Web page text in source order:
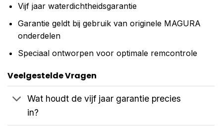
Vijf jaar waterdichtheidsgarantie
Garantie geldt bij gebruik van originele MAGURA
onderdelen
Speciaal ontworpen voor optimale remcontrole
Veelgestelde Vragen
Wat houdt de vijf jaar garantie precies
in?